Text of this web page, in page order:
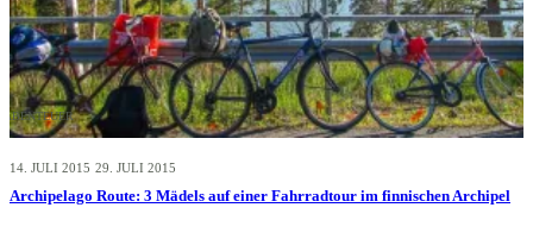
ABENTEUER
14. JULI 2015 29. JULI 2015
Archipelago Route: 3 Mädels auf einer Fahrradtour im finnischen Archipel